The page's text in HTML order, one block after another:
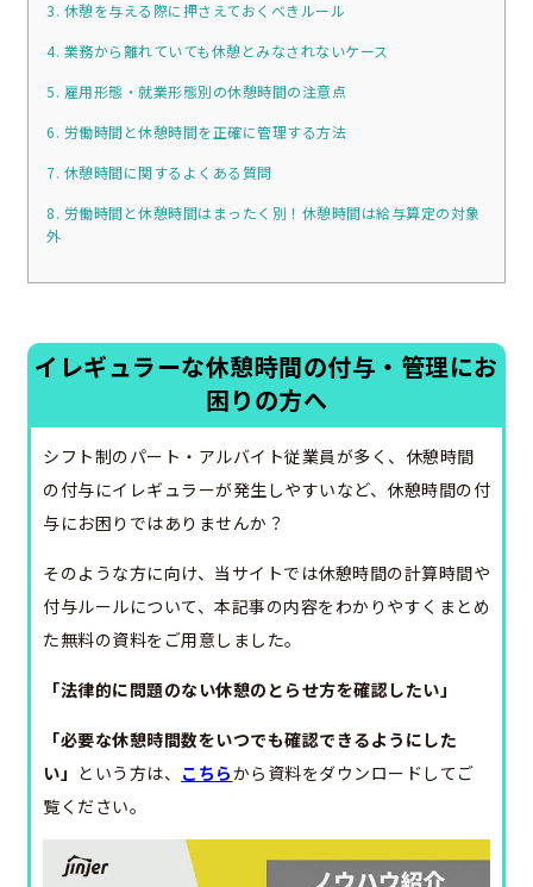
3. 休憩を与える際に押さえておくべきルール
4. 業務から離れていても休憩とみなされないケース
5. 雇用形態・就業形態別の休憩時間の注意点
6. 労働時間と休憩時間を正確に管理する方法
7. 休憩時間に関するよくある質問
8. 労働時間と休憩時間はまったく別！休憩時間は給与算定の対象
外
イレギュラーな休憩時間の付与・管理にお
困りの方へ
シフト制のパート・アルバイト従業員が多く、休憩時間
の付与にイレギュラーが発生しやすいなど、休憩時間の付
与にお困りではありませんか？
そのような方に向け、当サイトでは休憩時間の計算時間や
付与ルールについて、本記事の内容をわかりやすくまとめ
た無料の資料をご用意しました。
「法律的に問題のない休憩のとらせ方を確認したい」
「必要な休憩時間数をいつでも確認できるようにした
い」 という方は、 こちらから資料をダウンロードしてご
覧ください。